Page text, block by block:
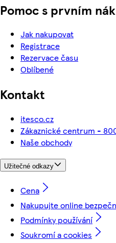
Pomoc s prvním
Jak nakupovat
Registrace
Rezervace času
Oblíbené
Kontakt
itesco.cz
Zákaznické centrum -
Naše obchody
Užitečné odkazy
Cena
Nakupujte online
Podmínky používání
Soukromí a cookies